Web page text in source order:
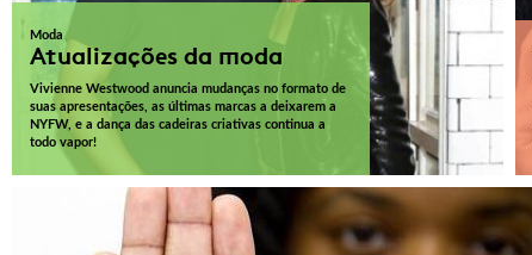
Moda
Atualizações da moda
Vivienne Westwood anuncia mudanças no formato de
suas apresentações, as últimas marcas a deixarem a
NYFW, e a dança das cadeiras criativas continua a
todo vapor!